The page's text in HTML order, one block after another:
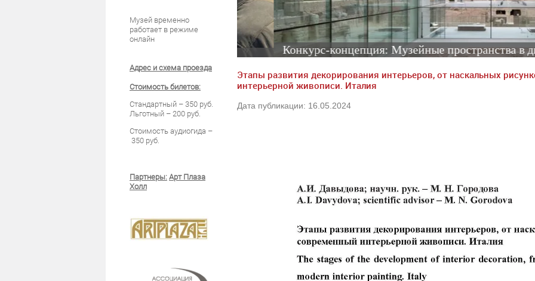
Музей временно
работает в режиме
онлайн
Адрес и схема проезда
Стоимость билетов:
Стандартный – 350 руб.
Льготный – 200 руб.
Стоимость аудиогида –
350 руб.
Партнеры: Арт Плаза
Холл
Конкурс-концепция: Музейные пространства в
Этапы развития декорирования интерьеров, от наскальных
интерьерной живописи. Италия
Дата публикации: 16.05.2024